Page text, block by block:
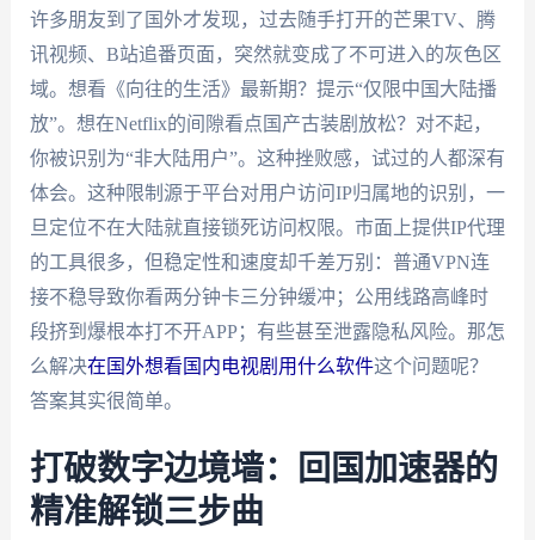
许多朋友到了国外才发现，过去随手打开的芒果TV、腾
讯视频、B站追番页面，突然就变成了不可进入的灰色区
域。想看《向往的生活》最新期？提示“仅限中国大陆播
放”。想在Netflix的间隙看点国产古装剧放松？对不起，
你被识别为“非大陆用户”。这种挫败感，试过的人都深有
体会。这种限制源于平台对用户访问IP归属地的识别，一
旦定位不在大陆就直接锁死访问权限。市面上提供IP代理
的工具很多，但稳定性和速度却千差万别：普通VPN连
接不稳导致你看两分钟卡三分钟缓冲；公用线路高峰时
段挤到爆根本打不开APP；有些甚至泄露隐私风险。那怎
么解决在国外想看国内电视剧用什么软件这个问题呢？
答案其实很简单。
打破数字边境墙：回国加速器的
精准解锁三步曲